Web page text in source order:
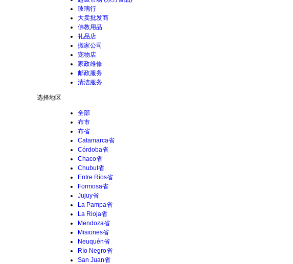
玻璃行
大卖批发商
佛教用品
礼品店
搬家公司
宠物店
家政维修
邮政服务
清洁服务
选择地区
全部
布市
布省
Catamarca省
Córdoba省
Chaco省
Chubut省
Entre Ríos省
Formosa省
Jujuy省
La Pampa省
La Rioja省
Mendoza省
Misiones省
Neuquén省
Río Negro省
San Juan省